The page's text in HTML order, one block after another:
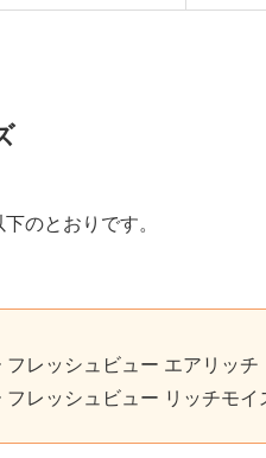
のとおりです。
レッシュビュー エアリッチ
レッシュビュー リッチモイ